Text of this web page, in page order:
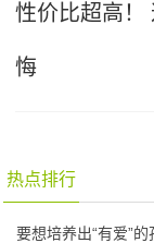
性价比超高！
悔
热点排行
要想培养出“有爱”